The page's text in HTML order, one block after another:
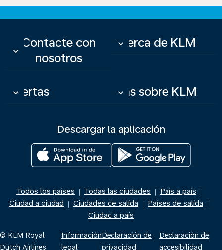
Contacte con
nosotros
keyboard_arrow_down
Acerca de KLM
keyboard_arrow_down
Ofertas
keyboard_arrow_down Más sobre KLM
keyboard_arrow_down
Descargar la aplicación
Todos los países | Todas las ciudades | País a país |
Ciudad a ciudad | Ciudades de salida | Países de salida |
Ciudad a país
© KLM Royal
Dutch Airlines
Información
legal
Declaración de
privacidad
Declaración de
accesibilidad